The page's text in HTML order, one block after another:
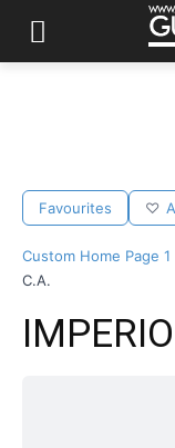
Favourites
Custom Home Page 1
C.A.